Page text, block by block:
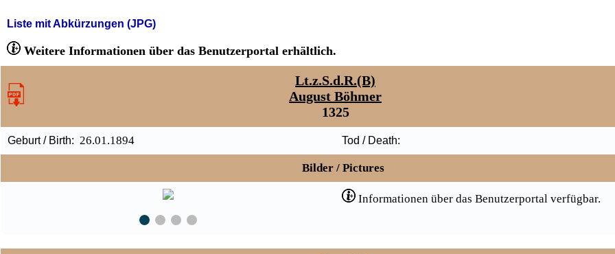
Liste mit Abkürzungen (JPG)
Weitere Informationen über das Benutzerportal erhältlich.
Lt.z.S.d.R.(B)
August Böhmer
1325
Geburt / Birth: 26.01.1894 Tod / Death:
Bilder / Pictures
Informationen über das Benutzerportal verfügbar.